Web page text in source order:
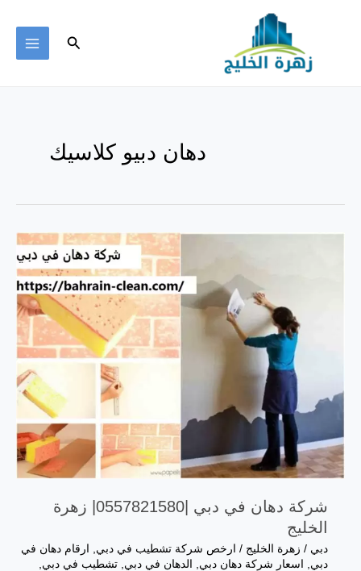
البحث
دهان دبيو كلاسيك
شركة دهان في دبي |0557821580| زهرة
الخليج
دبي / زهرة الخليج / ارخص شركة تشطيب في دبي
ارقام دهان في
دبي
اسعار شركة دهان دبي الدهان في دبي تشطيب في دبي